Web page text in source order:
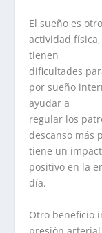
El sueño es
actividad
tienen
dificultades
por sueño
ayudar a
regular los
descanso más
tiene un
positivo en la
día.
Otro beneficio